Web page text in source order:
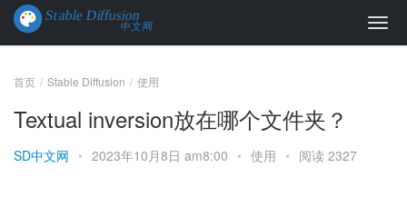
首页 Stable Diffusion 使用
Textual inversion放在哪个文件夹？
SD中文网 • 2023年10月8日 am8:00 • 使用 • 阅读 2327